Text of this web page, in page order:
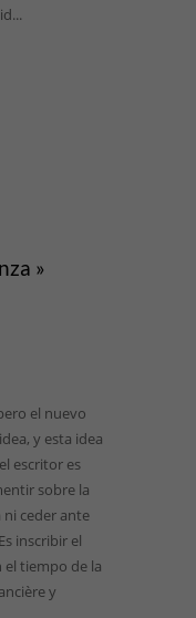
»
el nuevo
y esta idea
escritor es
sobre la
ni ceder ante
inscribir el
el tiempo de la
y